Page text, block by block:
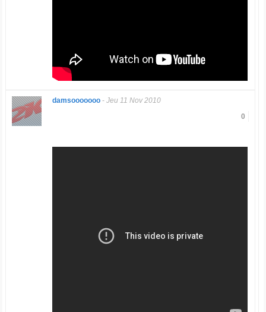
damsooooooo- Jeu 11 Nov 2010
0